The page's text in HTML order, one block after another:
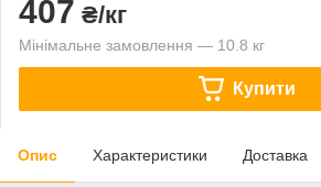
407 ₴/кг
Мінімальне замовлення — 10.8 кг
Купити
Опис Характеристики Доставка